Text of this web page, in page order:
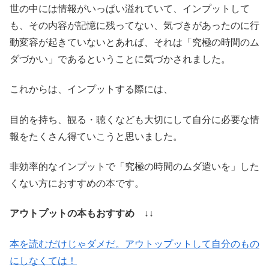
世の中には情報がいっぱい溢れていて、インプットして
も、その内容が記憶に残ってない、気づきがあったのに行
動変容が起きていないとあれば、それは「究極の時間のム
ダづかい」であるということに気づかされました。
これからは、インプットする際には、
目的を持ち、観る・聴くなども大切にして自分に必要な情
報をたくさん得ていこうと思いました。
非効率的なインプットで「究極の時間のムダ遣いを」した
くない方におすすめの本です。
アウトプットの本もおすすめ ↓↓
本を読むだけじゃダメだ。アウトップットして自分のもの
にしなくては！